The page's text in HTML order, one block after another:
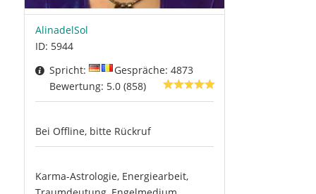
AlinadelSol
ID: 5944
Spricht:
Gespräche: 4873
Bewertung: 5.0 (858)
Bei Offline, bitte Rückruf
Karma-Astrologie, Energiearbeit,